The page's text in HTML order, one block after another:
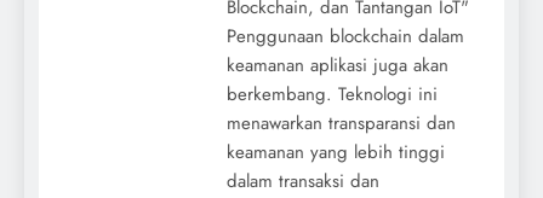
Blockchain, dan Tantangan IoT"
Penggunaan blockchain dalam
keamanan aplikasi juga akan
berkembang. Teknologi ini
menawarkan transparansi dan
keamanan yang lebih tinggi
dalam transaksi dan